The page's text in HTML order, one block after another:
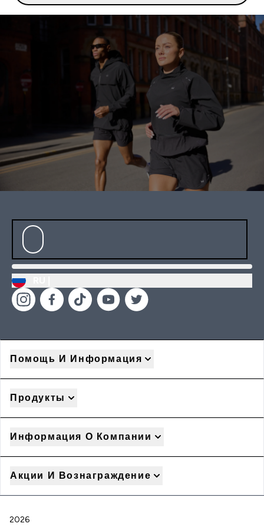
Помощь И Информация
Продукты
Информация О Компании
Акции И Вознаграждение
2026